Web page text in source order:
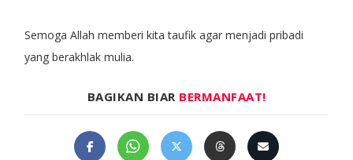
Semoga Allah memberi kita taufik agar menjadi pribadi
yang berakhlak mulia.
BAGIKAN BIAR BERMANFAAT!